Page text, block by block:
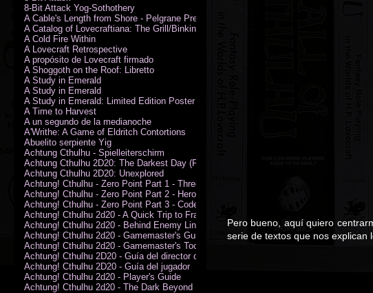
Pero bueno, aquí quiero
serie de textos que nos explican
8-Bit Attack Yog-Sothothery
A Cable's Length from Shore - Pelgrane Press' FreeRPG 2018 (PDF)
A Catalog of Lovecraftiana: The Grill/Binkin Collection
A Cold Fire Within
A Lovecraft Retrospective
A propósito de Lovecraft firmado
A Shoggoth on the Roof: Libretto
A Study in Emerald
A Study in Emerald
A Study in Emerald: Limited Edition Poster (Neil Gaiman)
A Time to Harvest
A un segundo de la medianoche
A'Writhe: A Game of Eldritch Contortions
Abuelito serpiente Yig
Achtung Cthulhu - Spielleiterschirm
Achtung Cthulhu 2D20: The Darkest Day (PDF)
Achtung Cthulhu 2D20: Unexplored
Achtung! Cthulhu - Zero Point Part 1 - Three Kings
Achtung! Cthulhu - Zero Point Part 2 - Heroes of the Sea
Achtung! Cthulhu - Zero Point Part 3 - Code of Honour (PDF)
Achtung! Cthulhu 2d20 - A Quick Trip to France (PDF)
Achtung! Cthulhu 2d20 - Behind Enemy Lines
Achtung! Cthulhu 2d20 - Gamemaster's Guide
Achtung! Cthulhu 2d20 - Gamemaster's Toolkit
Achtung! Cthulhu 2D20 - Guía del director de juego
Achtung! Cthulhu 2D20 - Guía del jugador
Achtung! Cthulhu 2d20 - Player's Guide
Achtung! Cthulhu 2d20 - The Dark Beyond